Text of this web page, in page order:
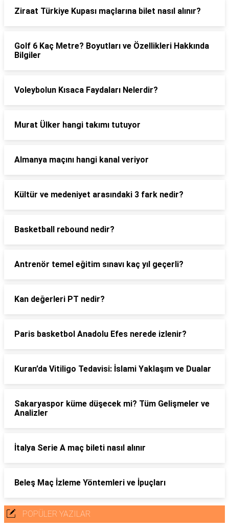
Ziraat Türkiye Kupası maçlarına bilet nasıl alınır?
Golf 6 Kaç Metre? Boyutları ve Özellikleri Hakkında
Bilgiler
Voleybolun Kısaca Faydaları Nelerdir?
Murat Ülker hangi takımı tutuyor
Almanya maçını hangi kanal veriyor
Kültür ve medeniyet arasındaki 3 fark nedir?
Basketball rebound nedir?
Antrenör temel eğitim sınavı kaç yıl geçerli?
Kan değerleri PT nedir?
Paris basketbol Anadolu Efes nerede izlenir?
Kuran’da Vitiligo Tedavisi: İslami Yaklaşım ve Dualar
Sakaryaspor küme düşecek mi? Tüm Gelişmeler ve
Analizler
İtalya Serie A maç bileti nasıl alınır
Beleş Maç İzleme Yöntemleri ve İpuçları
POPÜLER YAZILAR